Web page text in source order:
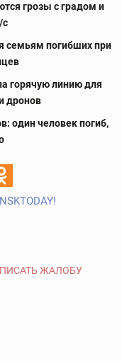
грозы с градом и
семьям погибших при
горячую линию для
дронов
один человек погиб,
ЖАЛОБУ